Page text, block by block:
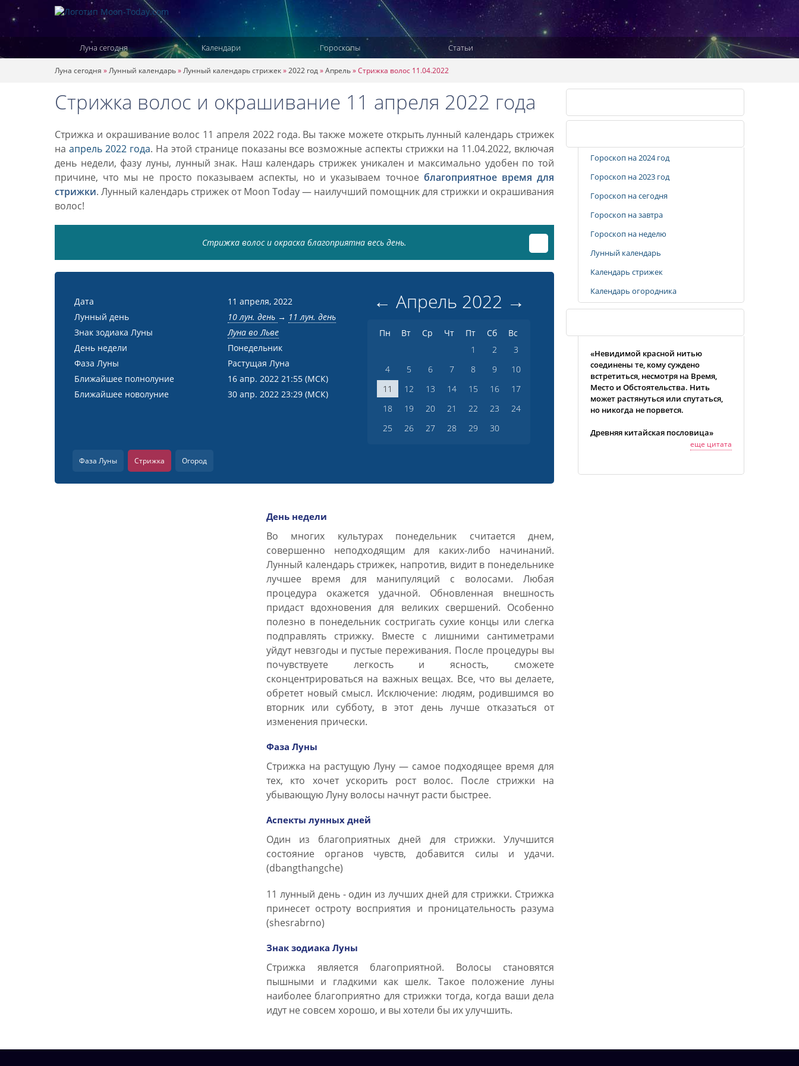
Луна сегодня Календари Гороскопы Статьи
Луна сегодня »Лунный календарь»Лунный календарь стрижек»2022 год»Апрель»Стрижка волос 11.04.2022
Стрижка волос и окрашивание 11 апреля 2022 года
Стрижка и окрашивание волос 11 апреля 2022 года. Вы также можете открыть лунный календарь стрижек
на апрель 2022 года. На этой странице показаны все возможные аспекты стрижки на 11.04.2022, включая
день недели, фазу луны, лунный знак. Наш календарь стрижек уникален и максимально удобен по той
причине, что мы не просто показываем аспекты, но и указываем точное благоприятное время для
стрижки. Лунный календарь стрижек от Moon Today — наилучший помощник для стрижки и окрашивания
волос!
Стрижка волос и окраска благоприятна весь день.
Дата
11 апреля, 2022
Лунный день
10 лун. день → 11 лун. день
Знак зодиака Луны
Луна во Льве
День недели
Понедельник
Фаза Луны
Растущая Луна
Ближайшее полнолуние
16 апр. 2022 21:55 (МСК)
Ближайшее новолуние
30 апр. 2022 23:29 (МСК)
← Апрель 2022 →
Пн Вт Ср Чт Пт Сб
Вс
1
2
3
4
5 6 7 8 9
10
11
12 13 14 15 16
17
18
19 20 21 22 23
24
25
26 27 28 29 30
Фаза Луны Стрижка Огород
День недели
Во многих культурах понедельник считается днем,
совершенно неподходящим для каких-либо начинаний.
Лунный календарь стрижек, напротив, видит в понедельнике
лучшее время для манипуляций с волосами. Любая
процедура окажется удачной. Обновленная внешность
придаст вдохновения для великих свершений. Особенно
полезно в понедельник состригать сухие концы или слегка
подправлять стрижку. Вместе с лишними сантиметрами
уйдут невзгоды и пустые переживания. После процедуры вы
почувствуете легкость и ясность, сможете
сконцентрироваться на важных вещах. Все, что вы делаете,
обретет новый смысл. Исключение: людям, родившимся во
вторник или субботу, в этот день лучше отказаться от
изменения прически.
Фаза Луны
Стрижка на растущую Луну — самое подходящее время для
тех, кто хочет ускорить рост волос. После стрижки на
убывающую Луну волосы начнут расти быстрее.
Аспекты лунных дней
Один из благоприятных дней для стрижки. Улучшится
состояние органов чувств, добавится силы и удачи.
(dbangthangche)
11 лунный день - один из лучших дней для стрижки. Стрижка
принесет остроту восприятия и проницательность разума
(shesrabrno)
Знак зодиака Луны
Стрижка является благоприятной. Волосы становятся
пышными и гладкими как шелк. Такое положение луны
наиболее благоприятно для стрижки тогда, когда ваши дела
идут не совсем хорошо, и вы хотели бы их улучшить.
Гороскоп на 2024 год
Гороскоп на 2023 год
Гороскоп на сегодня
Гороскоп на завтра
Гороскоп на неделю
Лунный календарь
Календарь стрижек
Календарь огородника
«Невидимой красной нитью
соединены те, кому суждено
встретиться, несмотря на Время,
Место и Обстоятельства. Нить
может растянуться или спутаться,
но никогда не порвется.
Древняя китайская пословица»
еще цитата